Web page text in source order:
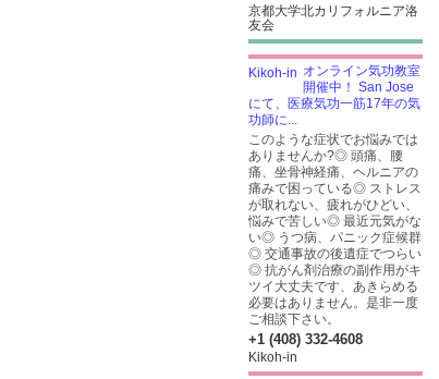
京都大学北カリフォルニア洛
友会
オンライン気功教室
開催中！ San Jose
にて、医療気功一筋17年の気
功師に...
このような症状でお悩みでは
ありませんか?◎ 頭痛、腰
痛、坐骨神経痛、ヘルニアの
痛みで困っている◎ ストレス
が取れない、疲れがひどい、
悩みで苦しい◎ 最近元気がな
い◎ うつ病、パニック症候群
◎ 交通事故の後遺症でつらい
◎ 抗がん剤治療の副作用がキ
ツイ大丈夫です、あきらめる
必要はありません。是非一度
ご相談下さい。
+1 (408) 332-4608
Kikoh-in